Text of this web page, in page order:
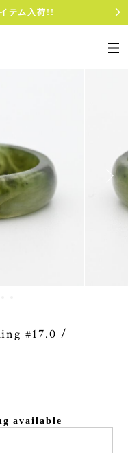
テム入荷!!
#17.0 /
available